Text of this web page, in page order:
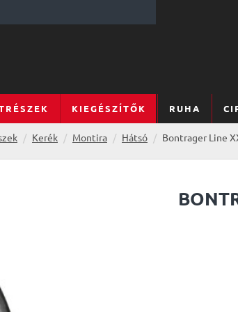
KIEGÉSZÍTŐK RUHA
Kerék Montira Hátsó Bontrager Line